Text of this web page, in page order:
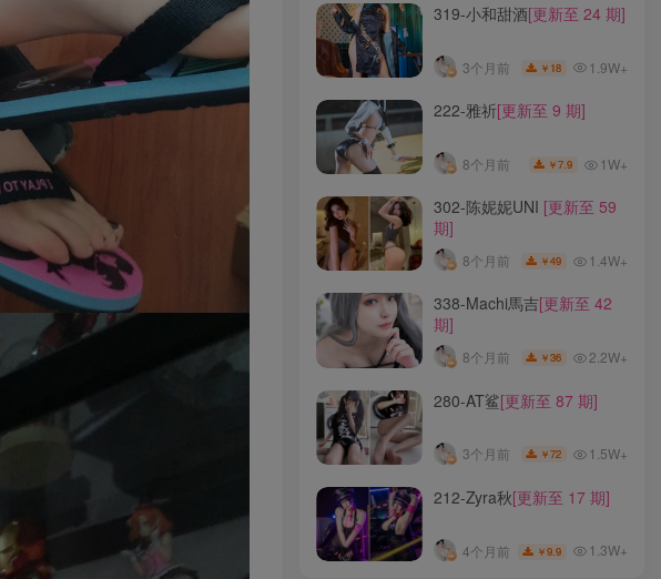
319-小和甜酒[更新至 24 期]
3个月前 ￥ 18 1.9W+
222-雅祈[更新至 9 期]
8个月前 ￥7.9 1W+
302-陈妮妮UNI [更新至 59
期]
8个月前 ￥49 1.4W+
338-Machi馬吉[更新至 42
期]
8个月前 ￥36 2.2W+
280-AT鲨[更新至 87 期]
3个月前 ￥72 1.5W+
212-Zyra秋[更新至 17 期]
4个月前 ￥9.9 1.3W+
热门推荐
Meetu)[更新至 20 期]
期]